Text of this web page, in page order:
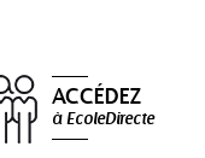
ACCÉDEZ
à EcoleDirecte